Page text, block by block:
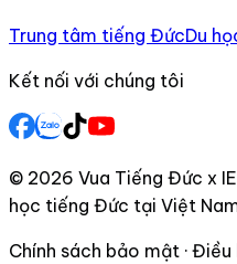
Trung tâm tiếng ĐứcDu
Kết nối với chúng tôi
© 2026 Vua Tiếng Đức x
học tiếng Đức tại Việt
Chính sách bảo mật · Điều